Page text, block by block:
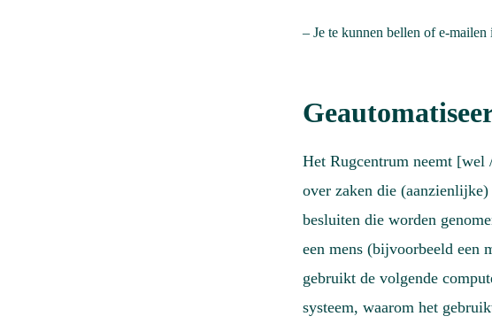
– Je te kunnen bellen of e-
Het Rugcentrum neemt [wel
over zaken die
besluiten die worden
een mens (bijvoorbeeld een
gebruikt de volgende
systeem, waarom het